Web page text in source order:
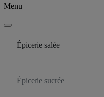
Menu
Épicerie salée
Épicerie sucrée